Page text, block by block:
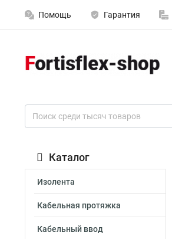
Помощь Гарантия
Каталог
Изолента
Кабельная протяжка
Кабельный ввод